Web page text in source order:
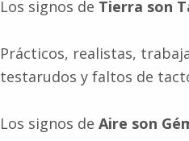
Los signos de Tierra son
Prácticos, realistas,
testarudos y faltos de
Los signos de Aire son